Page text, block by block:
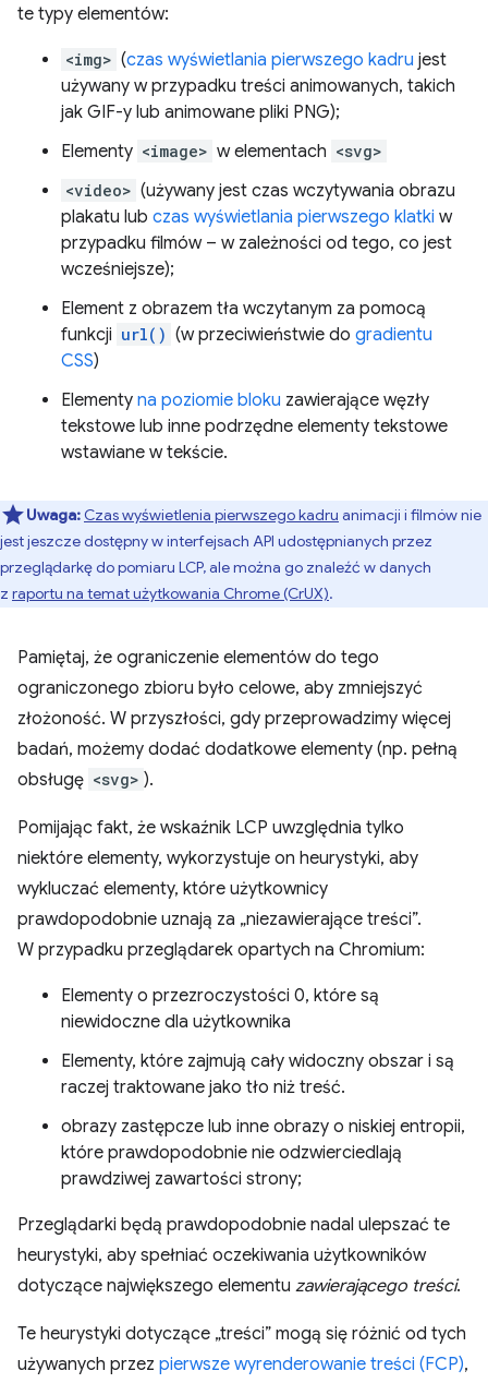
te typy elementów:
<img> (czas wyświetlania pierwszego kadru jest
używany w przypadku treści animowanych, takich
jak GIF-y lub animowane pliki PNG);
Elementy <image> w elementach <svg>
<video> (używany jest czas wczytywania obrazu
plakatu lub czas wyświetlania pierwszego klatki w
przypadku filmów – w zależności od tego, co jest
wcześniejsze);
Element z obrazem tła wczytanym za pomocą
funkcji url() (w przeciwieństwie do gradientu
CSS)
Elementy na poziomie bloku zawierające węzły
tekstowe lub inne podrzędne elementy tekstowe
wstawiane w tekście.
Uwaga: Czas wyświetlenia pierwszego kadru animacji i filmów nie
jest jeszcze dostępny w interfejsach API udostępnianych przez
przeglądarkę do pomiaru LCP, ale można go znaleźć w danych
z raportu na temat użytkowania Chrome (CrUX).
Pamiętaj, że ograniczenie elementów do tego
ograniczonego zbioru było celowe, aby zmniejszyć
złożoność. W przyszłości, gdy przeprowadzimy więcej
badań, możemy dodać dodatkowe elementy (np. pełną
obsługę <svg> ).
Pomijając fakt, że wskaźnik LCP uwzględnia tylko
niektóre elementy, wykorzystuje on heurystyki, aby
wykluczać elementy, które użytkownicy
prawdopodobnie uznają za „niezawierające treści”.
W przypadku przeglądarek opartych na Chromium:
Elementy o przezroczystości 0, które są
niewidoczne dla użytkownika
Elementy, które zajmują cały widoczny obszar i są
raczej traktowane jako tło niż treść.
obrazy zastępcze lub inne obrazy o niskiej entropii,
które prawdopodobnie nie odzwierciedlają
prawdziwej zawartości strony;
Przeglądarki będą prawdopodobnie nadal ulepszać te
heurystyki, aby spełniać oczekiwania użytkowników
dotyczące największego elementu zawierającego treści.
Te heurystyki dotyczące „treści” mogą się różnić od tych
używanych przez pierwsze wyrenderowanie treści (FCP),